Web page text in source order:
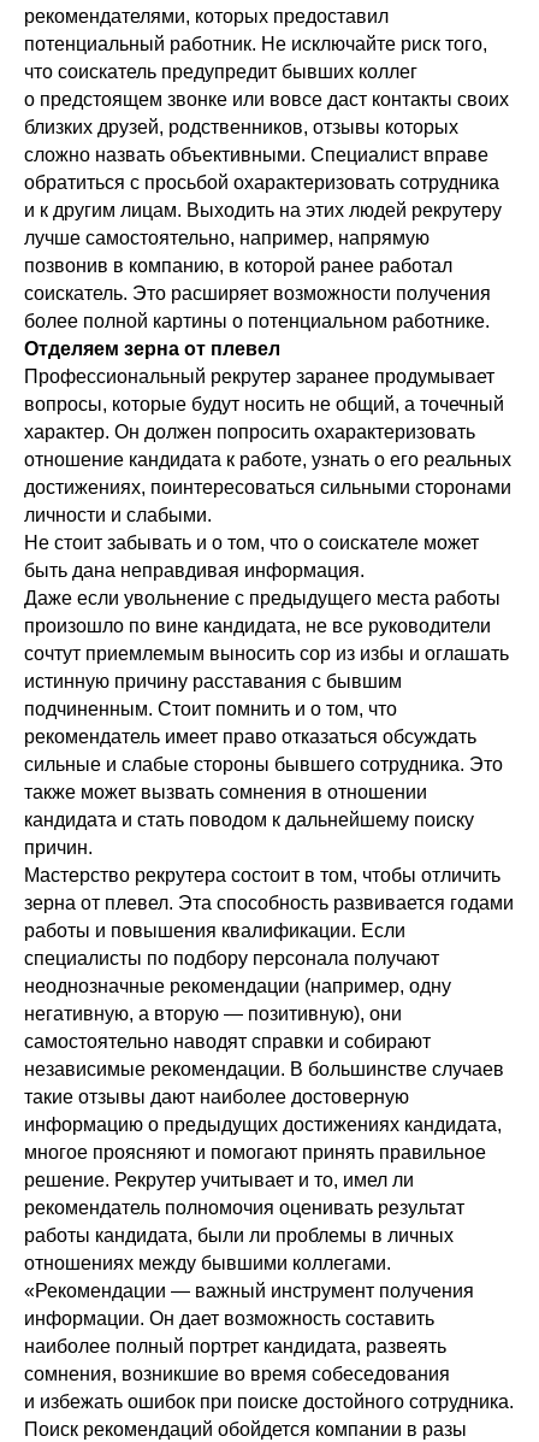
рекомендателями, которых предоставил
потенциальный работник. Не исключайте риск того,
что соискатель предупредит бывших коллег
о предстоящем звонке или вовсе даст контакты своих
близких друзей, родственников, отзывы которых
сложно назвать объективными. Специалист вправе
обратиться с просьбой охарактеризовать сотрудника
и к другим лицам. Выходить на этих людей рекрутеру
лучше самостоятельно, например, напрямую
позвонив в компанию, в которой ранее работал
соискатель. Это расширяет возможности получения
более полной картины о потенциальном работнике.
Отделяем зерна от плевел
Профессиональный рекрутер заранее продумывает
вопросы, которые будут носить не общий, а точечный
характер. Он должен попросить охарактеризовать
отношение кандидата к работе, узнать о его реальных
достижениях, поинтересоваться сильными сторонами
личности и слабыми.
Не стоит забывать и о том, что о соискателе может
быть дана неправдивая информация.
Даже если увольнение с предыдущего места работы
произошло по вине кандидата, не все руководители
сочтут приемлемым выносить сор из избы и оглашать
истинную причину расставания с бывшим
подчиненным. Стоит помнить и о том, что
рекомендатель имеет право отказаться обсуждать
сильные и слабые стороны бывшего сотрудника. Это
также может вызвать сомнения в отношении
кандидата и стать поводом к дальнейшему поиску
причин.
Мастерство рекрутера состоит в том, чтобы отличить
зерна от плевел. Эта способность развивается годами
работы и повышения квалификации. Если
специалисты по подбору персонала получают
неоднозначные рекомендации (например, одну
негативную, а вторую — позитивную), они
самостоятельно наводят справки и собирают
независимые рекомендации. В большинстве случаев
такие отзывы дают наиболее достоверную
информацию о предыдущих достижениях кандидата,
многое проясняют и помогают принять правильное
решение. Рекрутер учитывает и то, имел ли
рекомендатель полномочия оценивать результат
работы кандидата, были ли проблемы в личных
отношениях между бывшими коллегами.
«Рекомендации — важный инструмент получения
информации. Он дает возможность составить
наиболее полный портрет кандидата, развеять
сомнения, возникшие во время собеседования
и избежать ошибок при поиске достойного сотрудника.
Поиск рекомендаций обойдется компании в разы